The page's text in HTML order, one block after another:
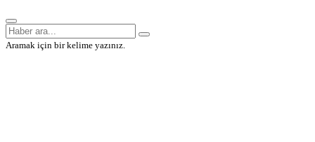
Aramak için bir kelime yazınız.